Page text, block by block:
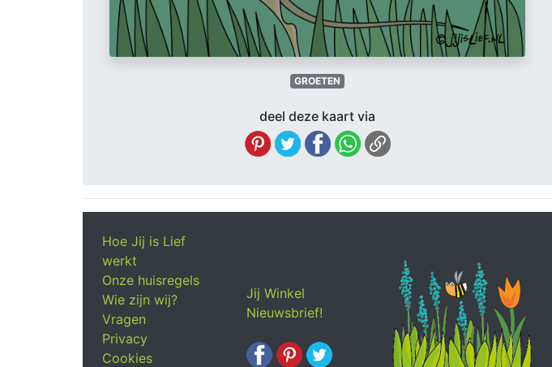
GROETEN
deel deze kaart via
Hoe Jij is Lief
werkt
Onze huisregels
Wie zijn wij?
Vragen
Privacy
Cookies
Jij Winkel
Nieuwsbrief!